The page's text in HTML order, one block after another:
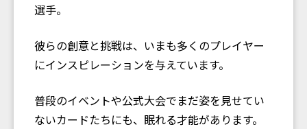
選手。
彼らの創意と挑戦は、いまも多くのプレイヤー
にインスピレーションを与えています。
普段のイベントや公式大会でまだ姿を見せてい
ないカードたちにも、眠れる才能があります。